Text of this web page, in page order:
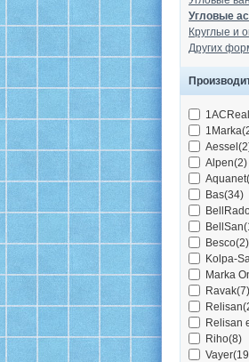
Угловые
Круглые и
Других
Alpen(2)
Bas(34)
Besco(2)
Kolpa-
Marka
Ravak(7)
Relisan
Riho(8)